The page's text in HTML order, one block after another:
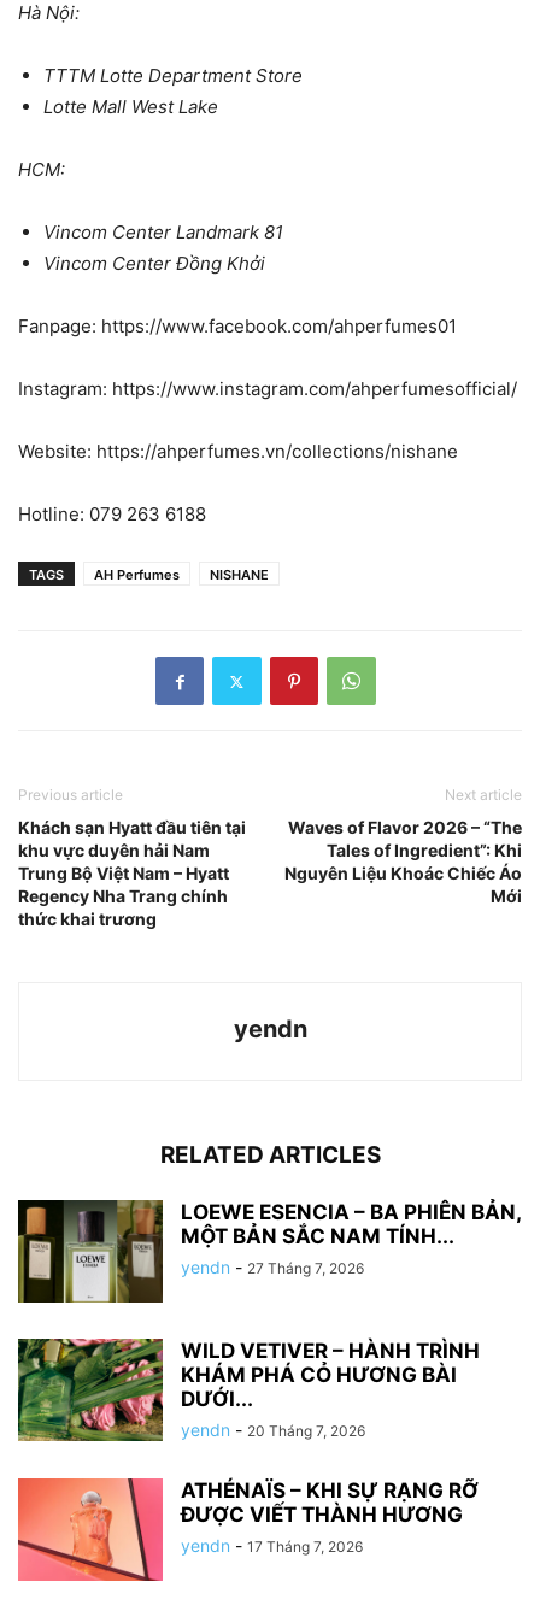
Hà Nội:
TTTM Lotte Department Store
Lotte Mall West Lake
HCM:
Vincom Center Landmark 81
Vincom Center Đồng Khởi
Fanpage: https://www.facebook.com/ahperfumes01
Instagram: https://www.instagram.com/ahperfumesofficial/
Website: https://ahperfumes.vn/collections/nishane
Hotline: 079 263 6188
TAGS AH Perfumes NISHANE
Previous article
Khách sạn Hyatt đầu tiên tại
khu vực duyên hải Nam
Trung Bộ Việt Nam – Hyatt
Regency Nha Trang chính
thức khai trương
Next article
Waves of Flavor 2026 – “The
Tales of Ingredient”: Khi
Nguyên Liệu Khoác Chiếc Áo
Mới
yendn
RELATED ARTICLES
LOEWE ESENCIA – BA PHIÊN BẢN,
MỘT BẢN SẮC NAM TÍNH...
yendn - 27 Tháng 7, 2026
WILD VETIVER – HÀNH TRÌNH
KHÁM PHÁ CỎ HƯƠNG BÀI
DƯỚI...
yendn - 20 Tháng 7, 2026
ATHÉNAÏS – KHI SỰ RẠNG RỠ
ĐƯỢC VIẾT THÀNH HƯƠNG
yendn - 17 Tháng 7, 2026